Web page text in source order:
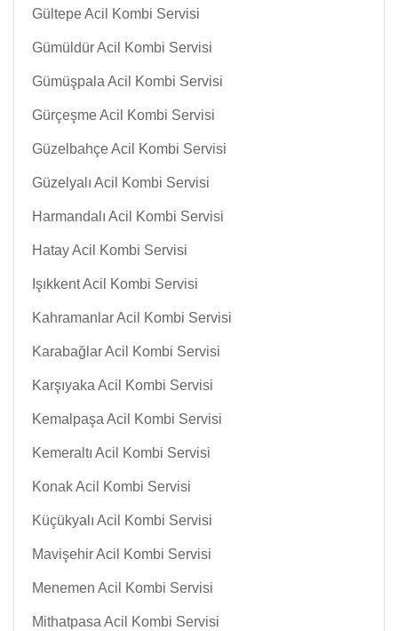
Gültepe Acil Kombi Servisi
Gümüldür Acil Kombi Servisi
Gümüşpala Acil Kombi Servisi
Gürçeşme Acil Kombi Servisi
Güzelbahçe Acil Kombi Servisi
Güzelyalı Acil Kombi Servisi
Harmandalı Acil Kombi Servisi
Hatay Acil Kombi Servisi
Işıkkent Acil Kombi Servisi
Kahramanlar Acil Kombi Servisi
Karabağlar Acil Kombi Servisi
Karşıyaka Acil Kombi Servisi
Kemalpaşa Acil Kombi Servisi
Kemeraltı Acil Kombi Servisi
Konak Acil Kombi Servisi
Küçükyalı Acil Kombi Servisi
Mavişehir Acil Kombi Servisi
Menemen Acil Kombi Servisi
Mithatpasa Acil Kombi Servisi